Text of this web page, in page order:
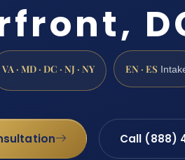
VA · MD · DC · NJ · NY EN · ES
Call (888)